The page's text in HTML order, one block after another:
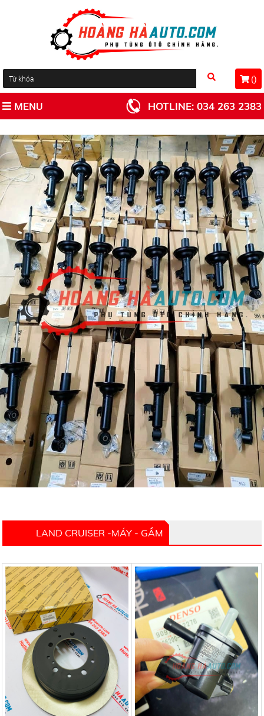
()
MENU HOTLINE: 034 263 2383
LAND CRUISER -MÁY - GẦM